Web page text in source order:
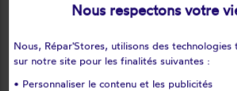
Les corvées-les-yys
Les
Les pinthières
Les
Léthuin
Lèves
Nous respectons votre
Nous, Répar'Stores, utilisons des technologies
sur notre site pour les finalités suivantes :
• Personnaliser le contenu et les publicités